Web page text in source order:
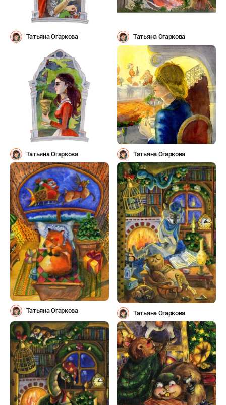
Татьяна Огаркова Татьяна Огаркова
Татьяна Огаркова Татьяна Огаркова
Татьяна Огаркова Татьяна Огаркова